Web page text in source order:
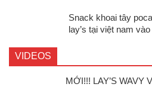
Snack khoai tây
lay’s tại việt nam
VIDEOS
MỚI!!! LAY’S WAVY